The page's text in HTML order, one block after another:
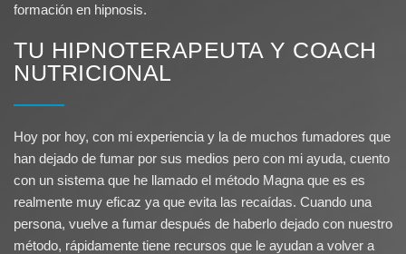
formación en hipnosis.
TU HIPNOTERAPEUTA Y COACH
NUTRICIONAL
Hoy por hoy, con mi experiencia y la de muchos fumadores que
han dejado de fumar por sus medios pero con mi ayuda, cuento
con un sistema que he llamado el método Magna que es es
realmente muy eficaz ya que evita las recaídas. Cuando una
persona, vuelve a fumar después de haberlo dejado con nuestro
método, rápidamente tiene recursos que le ayudan a volver a